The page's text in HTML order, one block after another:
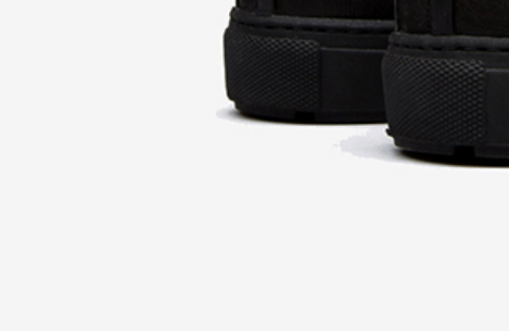
LIFE AT STIMULUS